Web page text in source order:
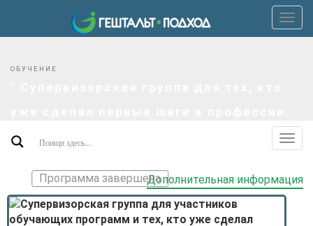
ОБУЧЕНИЕ
Программа завершенаДополнительная информация